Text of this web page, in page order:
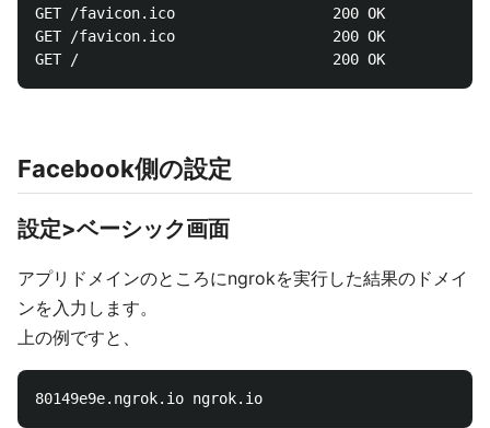
GET /favicon.ico                  200 OK
GET /favicon.ico                  200 OK
Facebook側の設定
設定>ベーシック画面
アプリドメインのところにngrokを実行した結果のドメイ
ンを入力します。
上の例ですと、